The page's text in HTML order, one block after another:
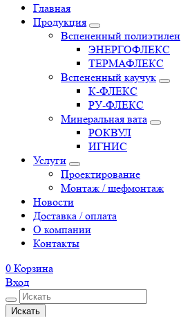
Главная
Продукция
Вспененный полиэтилен
ЭНЕРГОФЛЕКС
ТЕРМАФЛЕКС
Вспененный каучук
К-ФЛЕКС
РУ-ФЛЕКС
Минеральная вата
РОКВУЛ
ИГНИС
Услуги
Проектирование
Монтаж / шефмонтаж
Новости
Доставка / оплата
О компании
Контакты
0 Корзина
Вход
Искать